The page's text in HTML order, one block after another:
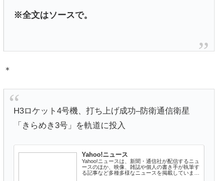
※全文はソースで。
＊
H3ロケット4号機、打ち上げ成功–防衛通信衛星
「きらめき3号」を軌道に投入
Yahoo!ニュース
Yahoo!ニュースは、新聞・通信社が配信するニュ
ースのほか、映像、雑誌や個人の書き手が執筆す
る記事など多種多様なニュースを掲載していま